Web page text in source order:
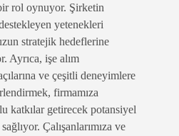
rol oynuyor. Şirketin
yetenekleri
stratejik hedeflerine
Ayrıca, işe alım
ve çeşitli deneyimlere
firmamıza
katkılar getirecek potansiyel
Çalışanlarımıza ve